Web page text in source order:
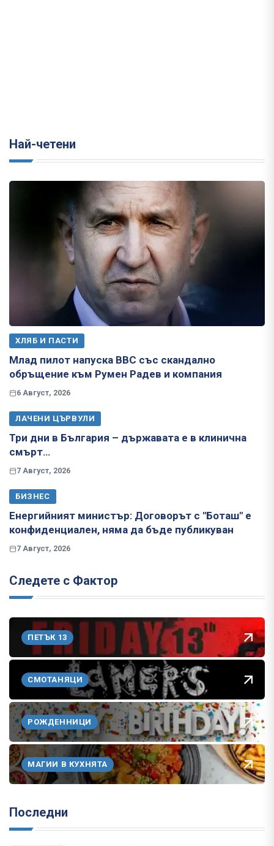
Най-четени
ХЛЯБ И ПАСТИ
Млад пилот напуска ВВС със скандално
обръщение към Румен Радев и компания
6 Август, 2026
ЛАЧЕНИ ЦЪРВУЛИ
Три дни в България – държавата е в клинична
смърт…
7 Август, 2026
БИЗНЕС
Енергийният министър: Договорът с "Боташ" е
конфиденциален, няма да бъде публикуван
7 Август, 2026
Следете с Фактор
ПЕТЪК 13
СМОТАНЯЦИ
РОЖДЕННИЦИ
МАГИИ В КУХНЯТА
Последни